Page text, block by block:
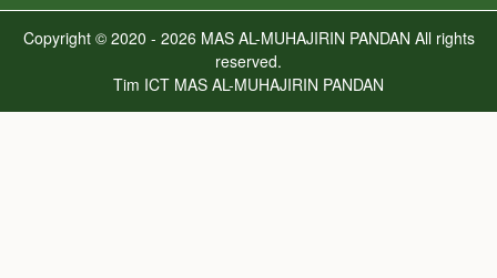
Copyright © 2020 - 2026 MAS AL-MUHAJIRIN PANDAN All rights
reserved.
Tim ICT MAS AL-MUHAJIRIN PANDAN